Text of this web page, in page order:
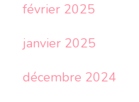
février 2025
janvier 2025
décembre 2024